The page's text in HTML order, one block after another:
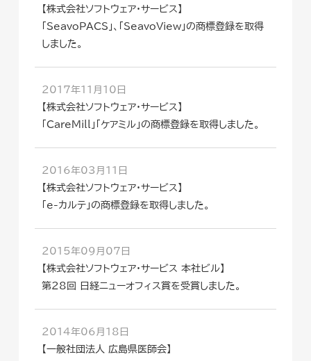
【株式会社ソフトウェア・サービス】
「SeavoPACS」、「SeavoView」の商標登録を取得
しました。
2017年11月10日
【株式会社ソフトウェア・サービス】
「CareMill」「ケアミル」の商標登録を取得しました。
2016年03月11日
【株式会社ソフトウェア・サービス】
「e-カルテ」の商標登録を取得しました。
2015年09月07日
【株式会社ソフトウェア・サービス 本社ビル】
第28回 日経ニューオフィス賞を受賞しました。
2014年06月18日
【一般社団法人 広島県医師会】